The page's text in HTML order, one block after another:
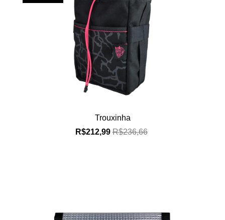
Trouxinha
R$212,99R$236,66